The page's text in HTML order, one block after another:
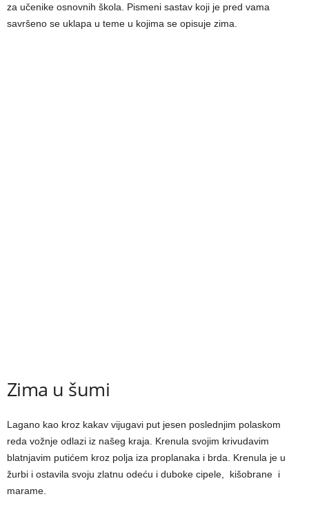
za učenike osnovnih škola. Pismeni sastav koji je pred vama
savršeno se uklapa u teme u kojima se opisuje zima.
Zima u šumi
Lagano kao kroz kakav vijugavi put jesen poslednjim polaskom
reda vožnje odlazi iz našeg kraja. Krenula svojim krivudavim
blatnjavim putićem kroz polja iza proplanaka i brda. Krenula je u
žurbi i ostavila svoju zlatnu odeću i duboke cipele, kišobrane i
marame.